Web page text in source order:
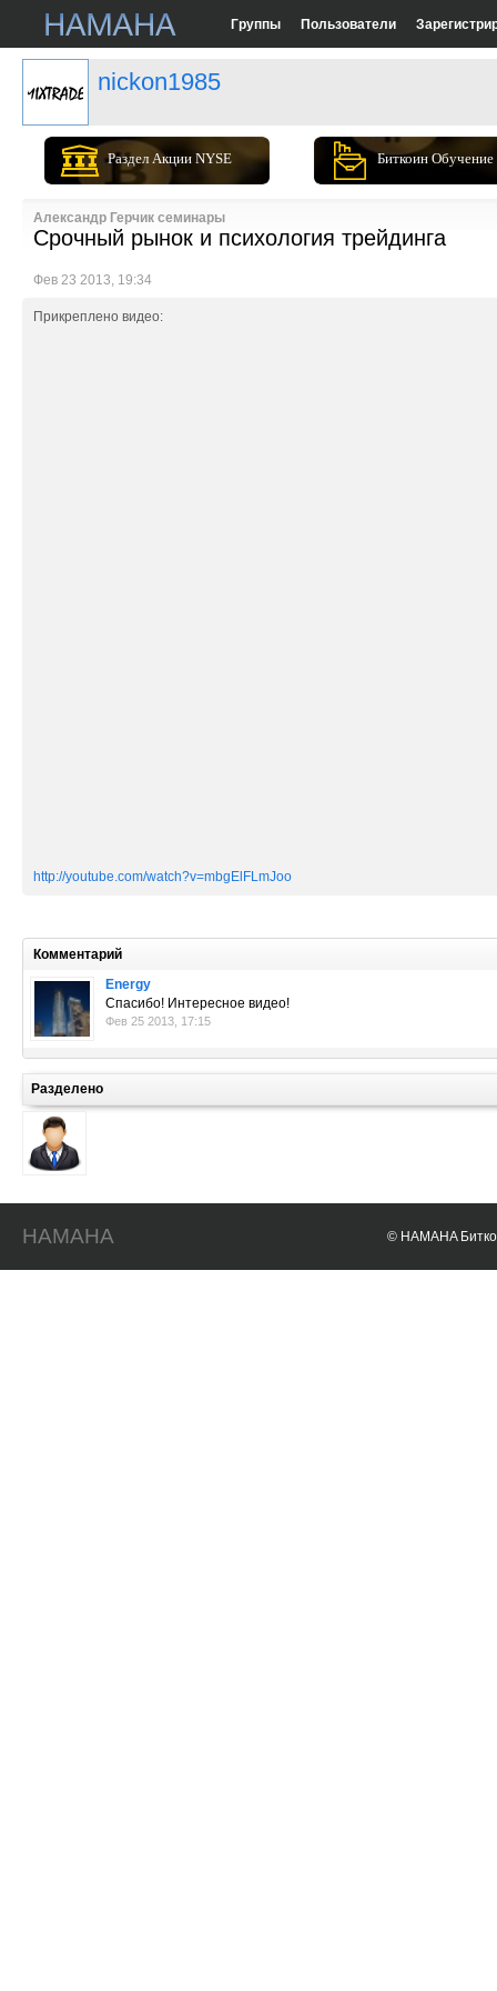
Группы Пользователи
nickon1985
Раздел Акции NYSE Биткоин Обучение
Александр Герчик семинары
Срочный рынок и психология трейдинга
Фев 23 2013, 19:34
Прикреплено видео:
http://youtube.com/watch?v=mbgElFLmJoo
Комментарий
Energy
Спасибо! Интересное видео!
Фев 25 2013, 17:15
Разделено
HAMAHA © HAMAHA